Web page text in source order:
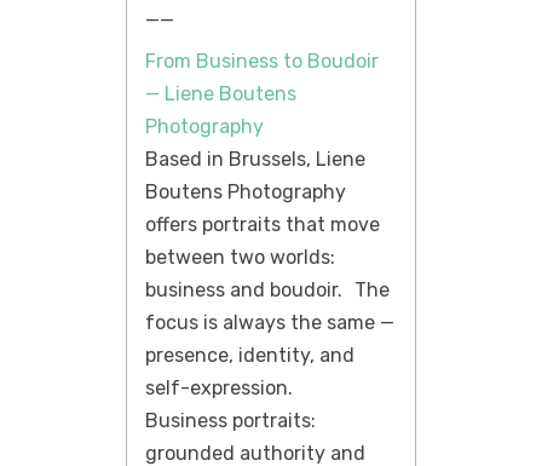
__
From Business to Boudoir
— Liene Boutens
Photography
Based in Brussels, Liene
Boutens Photography
offers portraits that move
between two worlds:
business and boudoir. The
focus is always the same —
presence, identity, and
self-expression.
Business portraits:
grounded authority and